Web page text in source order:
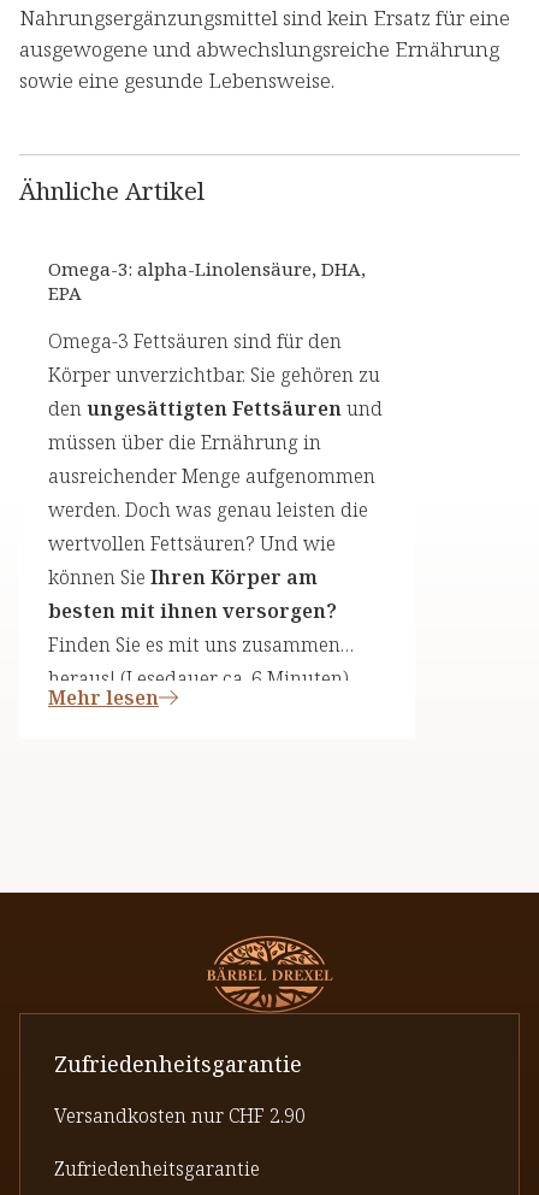
Nahrungsergänzungsmittel sind kein Ersatz für eine
ausgewogene und abwechslungsreiche Ernährung
sowie eine gesunde Lebensweise.
Ähnliche Artikel
Omega-3: alpha-Linolensäure, DHA,
EPA
Omega-3 Fettsäuren sind für den
Körper unverzichtbar. Sie gehören zu
denungesättigten Fettsäurenund
müssen über die Ernährung in
ausreichender Menge aufgenommen
werden. Doch was genau leisten die
wertvollen Fettsäuren? Und wie
können Sie Ihren Körper am
besten mit ihnen versorgen?
Finden Sie es mit uns zusammen
heraus! (Lesedauer ca. 6 Minuten)
Mehr lesen
Zufriedenheitsgarantie
Versandkosten nur CHF 2.90
Zufriedenheitsgarantie